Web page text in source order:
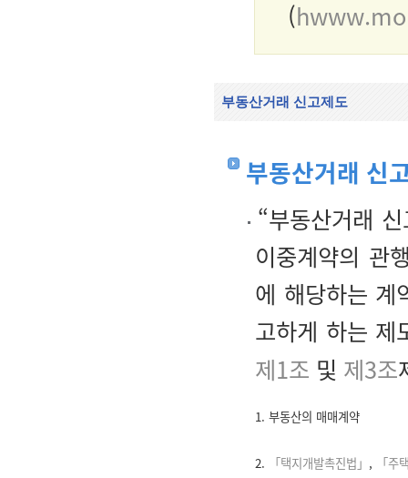
(
부동산거래 신고제도
부동산거래 신
“부동산거래
이중계약의 관
에 해당하는 계
고하게 하는 제
제1조 및 제3조
1. 부동산의 매매계약
2. 「택지개발촉진법」 , 「주